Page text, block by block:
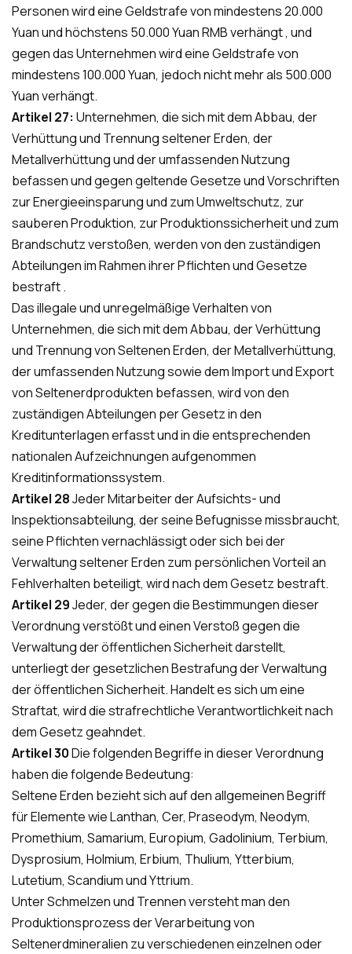
Personen wird eine Geldstrafe von mindestens 20.000
Yuan und höchstens 50.000 Yuan RMB verhängt , und
gegen das Unternehmen wird eine Geldstrafe von
mindestens 100.000 Yuan, jedoch nicht mehr als 500.000
Yuan verhängt.
Artikel 27: Unternehmen, die sich mit dem Abbau, der
Verhüttung und Trennung seltener Erden, der
Metallverhüttung und der umfassenden Nutzung
befassen und gegen geltende Gesetze und Vorschriften
zur Energieeinsparung und zum Umweltschutz, zur
sauberen Produktion, zur Produktionssicherheit und zum
Brandschutz verstoßen, werden von den zuständigen
Abteilungen im Rahmen ihrer Pflichten und Gesetze
bestraft .
Das illegale und unregelmäßige Verhalten von
Unternehmen, die sich mit dem Abbau, der Verhüttung
und Trennung von Seltenen Erden, der Metallverhüttung,
der umfassenden Nutzung sowie dem Import und Export
von Seltenerdprodukten befassen, wird von den
zuständigen Abteilungen per Gesetz in den
Kreditunterlagen erfasst und in die entsprechenden
nationalen Aufzeichnungen aufgenommen
Kreditinformationssystem.
Artikel 28Jeder Mitarbeiter der Aufsichts- und
Inspektionsabteilung, der seine Befugnisse missbraucht,
seine Pflichten vernachlässigt oder sich bei der
Verwaltung seltener Erden zum persönlichen Vorteil an
Fehlverhalten beteiligt, wird nach dem Gesetz bestraft.
Artikel 29Jeder, der gegen die Bestimmungen dieser
Verordnung verstößt und einen Verstoß gegen die
Verwaltung der öffentlichen Sicherheit darstellt,
unterliegt der gesetzlichen Bestrafung der Verwaltung
der öffentlichen Sicherheit. Handelt es sich um eine
Straftat, wird die strafrechtliche Verantwortlichkeit nach
dem Gesetz geahndet.
Artikel 30Die folgenden Begriffe in dieser Verordnung
haben die folgende Bedeutung:
Seltene Erden bezieht sich auf den allgemeinen Begriff
für Elemente wie Lanthan, Cer, Praseodym, Neodym,
Promethium, Samarium, Europium, Gadolinium, Terbium,
Dysprosium, Holmium, Erbium, Thulium, Ytterbium,
Lutetium, Scandium und Yttrium.
Unter Schmelzen und Trennen versteht man den
Produktionsprozess der Verarbeitung von
Seltenerdmineralien zu verschiedenen einzelnen oder